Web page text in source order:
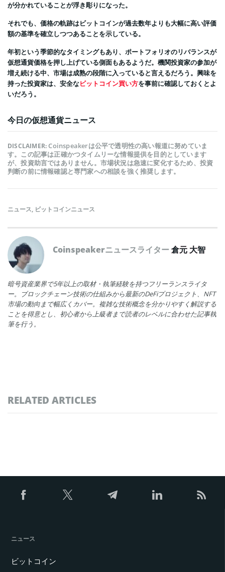
が分かれていることが浮き彫りになった。
それでも、価格の軌跡はビットコインが過去数年よりも大幅に高い評価
額の基準を確立しつつあることを示している。
年初という季節的なタイミングもあり、ポートフォリオのリバランスが
仮想通貨価格を押し上げている側面もあるようだ。機関投資家の参加が
増え続ける中、市場は成熟の段階に入っていると言えるだろう。興味を
持った投資家は、安全なビットコイン買い方を事前に確認しておくとよ
いだろう。
今日の仮想通貨ニュース
DISCLAIMER:Coinspeakerは公平で透明性の高い報道に努めていま
す。この記事は正確かつタイムリーな情報提供を目的としています
が、投資助言ではありません。市場状況は急速に変化するため、投資
判断の前に情報確認と専門家への相談を強く推奨します。
ニュース, ビットコインニュース
Coinspeakerニュースライター倉元 大智
暗号資産業界で5年以上の取材・執筆経験を持つフリーランスライタ
ー。ブロックチェーン技術の仕組みから最新のDeFiプロジェクト、NFT
市場の動向まで幅広くカバー。複雑な技術概念を分かりやすく解説する
ことを得意とし、初心者から上級者まで読者のレベルに合わせた記事執
筆を行う。
RELATED ARTICLES
ニュース
ビットコイン